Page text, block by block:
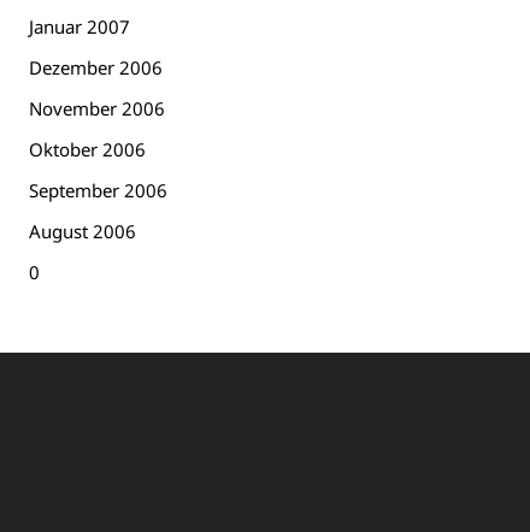
Januar 2007
Dezember 2006
November 2006
Oktober 2006
September 2006
August 2006
0